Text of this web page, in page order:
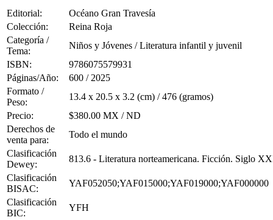
Editorial:
Océano Gran Travesía
Colección:
Reina Roja
Categoría /
Tema:
Niños y Jóvenes / Literatura infantil y juvenil
ISBN:
9786075579931
Páginas/Año:
600 / 2025
Formato /
Peso:
13.4 x 20.5 x 3.2 (cm) / 476 (gramos)
Precio:
$380.00 MX / ND
Derechos de
venta para:
Todo el mundo
Clasificación
Dewey:
813.6 - Literatura norteamericana. Ficción. Siglo
Clasificación
BISAC:
YAF052050;YAF015000;YAF019000;YAF000000
Clasificación
BIC:
YFH